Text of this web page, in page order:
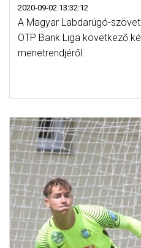
2020-09-02 13:32:12
A Magyar Labdarúgó-
OTP Bank Liga következő
menetrendjéről.